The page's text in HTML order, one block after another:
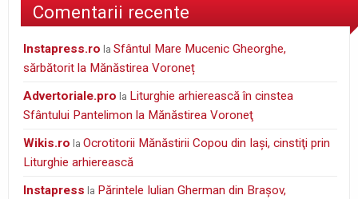
Comentarii recente
instapress.ro laSfântul Mare Mucenic Gheorghe,
sărbătorit la Mănăstirea Voroneț
Advertoriale.pro la Liturghie arhierească în cinstea
Sfântului Pantelimon la Mănăstirea Voroneţ
wikis.ro laOcrotitorii Mănăstirii Copou din Iaşi, cinstiţi prin
Liturghie arhierească
Instapress la Părintele Iulian Gherman din Braşov,